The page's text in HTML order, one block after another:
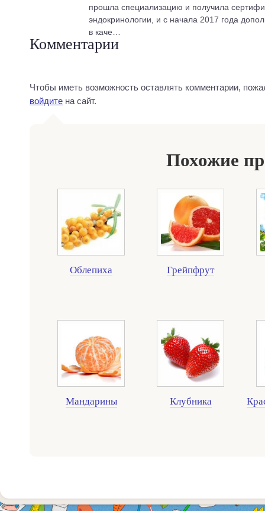
прошла специализацию и получила
эндокринологии, и с начала 2017 года
в каче…
Комментарии
Чтобы иметь возможность оставлять комментарии,
войдите на сайт.
Похожие
Облепиха Грейпфрут
Мандарины Клубника